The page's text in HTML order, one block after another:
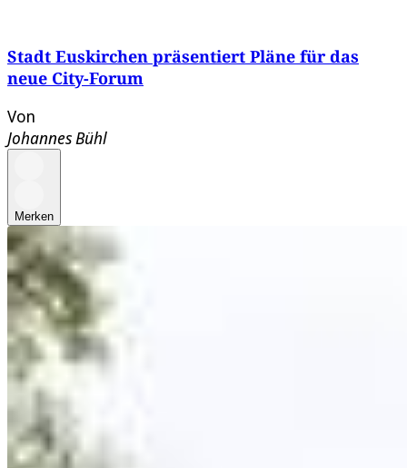
Stadt Euskirchen präsentiert Pläne für das
neue City-Forum
Von
Johannes Bühl
Merken